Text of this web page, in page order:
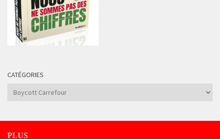
CATÉGORIES
Catégories
PLUS